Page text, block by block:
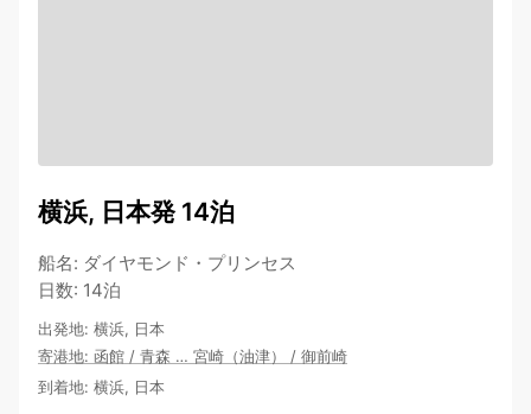
横浜, 日本発 14泊
船名: ダイヤモンド・プリンセス
日数: 14泊
出発地: 横浜, 日本
寄港地: 函館 / 青森 … 宮崎（油津） / 御前崎
到着地: 横浜, 日本